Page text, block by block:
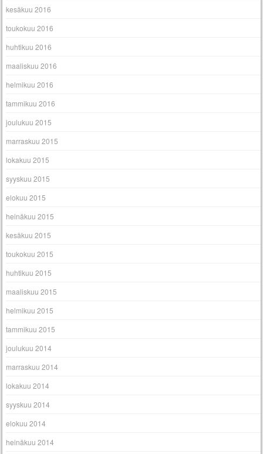
kesäkuu 2016
toukokuu 2016
huhtikuu 2016
maaliskuu 2016
helmikuu 2016
tammikuu 2016
joulukuu 2015
marraskuu 2015
lokakuu 2015
syyskuu 2015
elokuu 2015
heinäkuu 2015
kesäkuu 2015
toukokuu 2015
huhtikuu 2015
maaliskuu 2015
helmikuu 2015
tammikuu 2015
joulukuu 2014
marraskuu 2014
lokakuu 2014
syyskuu 2014
elokuu 2014
heinäkuu 2014